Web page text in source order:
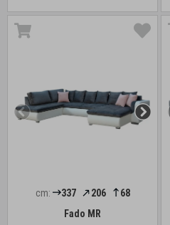
cm: 337 206
68
Fado MR